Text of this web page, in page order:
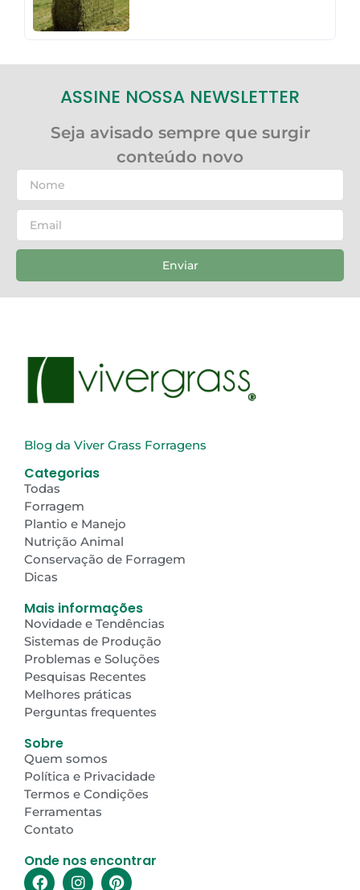
ASSINE NOSSA NEWSLETTER
Seja avisado sempre que surgir
conteúdo novo
Enviar
Blog da Viver Grass Forragens
Categorias
Todas
Forragem
Plantio e Manejo
Nutrição Animal
Conservação de Forragem
Dicas
Mais informações
Novidade e Tendências
Sistemas de Produção
Problemas e Soluções
Pesquisas Recentes
Melhores práticas
Perguntas frequentes
Sobre
Quem somos
Política e Privacidade
Termos e Condições
Ferramentas
Contato
Onde nos encontrar